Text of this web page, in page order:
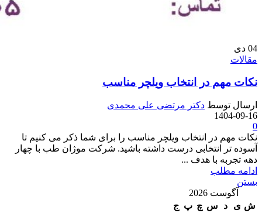
04 دی
مقالات
نکات مهم در انتخاب ویلچر مناسب
ارسال توسط دکتر مرتضی علی محمدی
1404-09-16
0
نکات مهم در انتخاب ویلچر مناسب را برای شما ذکر می کنیم تا
آسوده تر انتخابی درست داشته باشید. شرکت موژان طب با چهار
دهه تجربه با هدف ...
ادامه مطلب
بستن
آگوست 2026
ش ی د س چ پ ج